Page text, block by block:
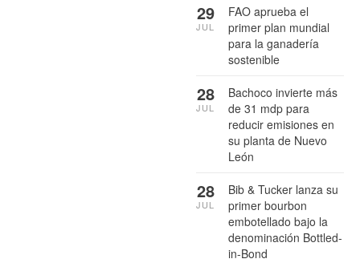
FAO aprueba el
primer plan mundial
para la ganadería
sostenible
29
JUL
Bachoco invierte más
de 31 mdp para
reducir emisiones en
su planta de Nuevo
León
28
JUL
Bib & Tucker lanza su
primer bourbon
embotellado bajo la
denominación Bottled-
in-Bond
28
JUL